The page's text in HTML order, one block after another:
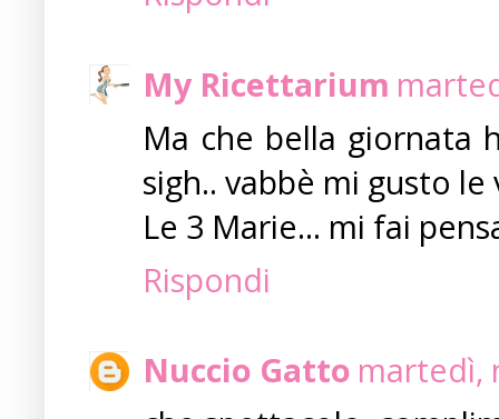
My Ricettarium
Ma che bella giornata
sigh.. vabbè mi gusto le
Le 3 Marie... mi fai
Rispondi
Nuccio Gatto martedì,